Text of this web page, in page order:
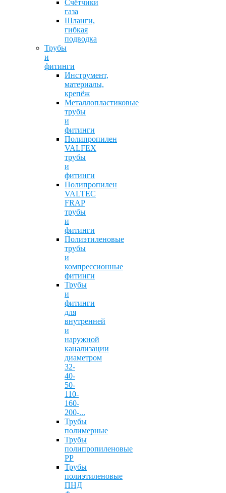
Счётчики
газа
Шланги,
гибкая
подводка
Трубы
и
фитинги
Инструмент,
материалы,
крепёж
Металлопластиковые
трубы
и
фитинги
Полипропилен
VALFEX
трубы
и
фитинги
Полипропилен
VALTEC
FRAP
трубы
и
фитинги
Полиэтиленовые
трубы
и
компрессионные
фитинги
Трубы
и
фитинги
для
внутренней
и
наружной
канализации
диаметром
32-
40-
50-
110-
160-
200-...
Трубы
полимерные
Трубы
полипропиленовые
PP
Трубы
полиэтиленовые
ПНД